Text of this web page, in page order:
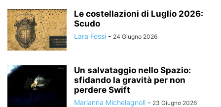
Le costellazioni di Luglio 2026:
Scudo
Lara Fossi - 24 Giugno 2026
Un salvataggio nello Spazio:
sfidando la gravità per non
perdere Swift
Marianna Michelagnoli - 23 Giugno 2026